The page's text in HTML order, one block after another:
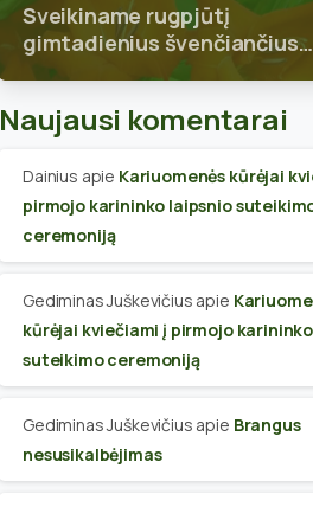
Sveikiname rugpjūtį
gimtadienius švenčiančius
skyriaus narius
Naujausi komentarai
Dainius apie Kariuomenės kūrėjai
pirmojo karininko laipsnio
ceremoniją
Gediminas Juškevičius apie
kūrėjai kviečiami į pirmojo
suteikimo ceremoniją
Gediminas Juškevičius apie Brangus
nesusikalbėjimas